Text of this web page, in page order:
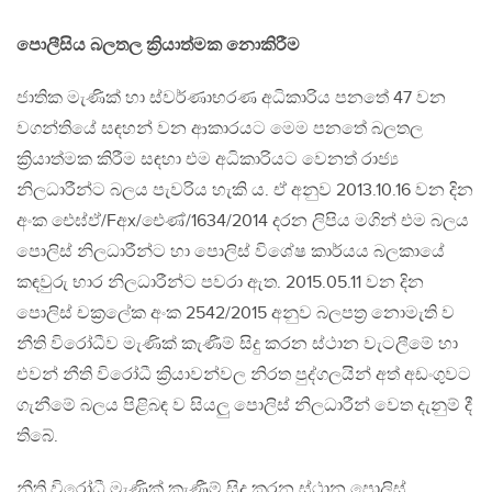
පොලීසිය බලතල ක්‍රියාත්මක නොකිරීම
ජාතික මැණික් හා ස්වර්ණාභරණ අධිකාරිය පනතේ 47 වන
වගන්තියේ සඳහන් වන ආකාරයට මෙම පනතේ බලතල
ක්‍රියාත්මක කිරීම සඳහා එම අධිකාරියට වෙනත් රාජ්‍ය
නිලධාරීන්ට බලය පැවරිය හැකි ය. ඒ අනුව 2013.10.16 වන දින
අංක ඓඝ්ඵ්/Fඅx/ඓණ්/1634/2014 දරන ලිපිය මගින් එම බලය
පොලිස් නිලධාරීන්ට හා පොලිස් විශේෂ කාර්යය බලකායේ
කඳවුරු භාර නිලධාරීන්ට පවරා ඇත. 2015.05.11 වන දින
පොලිස් චක්‍රලේක අංක 2542/2015 අනුව බලපත්‍ර නොමැති ව
නීති විරෝධීව මැණික් කැණීම් සිදු කරන ස්ථාන වැටලීමේ හා
එවන් නීති විරෝධී ක්‍රියාවන්වල නිරත පුද්ගලයින් අත් අඩංගුවට
ගැනීමේ බලය පිළිබඳ ව සියලු පොලිස් නිලධාරීන් වෙත දැනුම් දී
තිබේ.